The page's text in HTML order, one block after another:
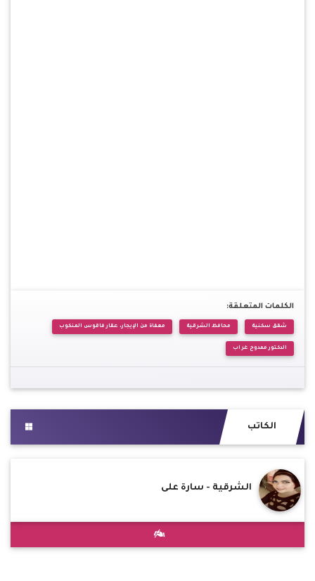
الكلمات المتعلقة:
شقق سكنية محافظ الشرقية معفاة من الإيجار، عقار فاقوس المنكوب
الدكتور ممدوح غراب
الكاتب
الشرقية - سارة على